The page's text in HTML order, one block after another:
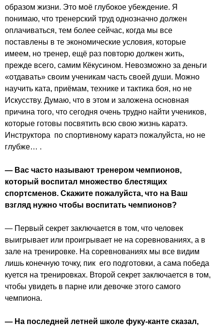
образом жизни. Это моё глубокое убеждение. Я
понимаю, что тренерский труд однозначно должен
оплачиваться, тем более сейчас, когда мы все
поставлены в те экономические условия, которые
имеем, но тренер, ещё раз повторю должен жить,
прежде всего, самим Кёкусином. Невозможно за деньги
«отдавать» своим ученикам часть своей души. Можно
научить ката, приёмам, технике и тактика боя, но не
Искусству. Думаю, что в этом и заложена основная
причина того, что сегодня очень трудно найти учеников,
которые готовы посвятить всю свою жизнь каратэ.
Инструктора по спортивному каратэ пожалуйста, но не
глубже… .
— Вас часто называют тренером чемпионов,
который воспитал множество блестящих
спортсменов. Скажите пожалуйста, что на Ваш
взгляд нужно чтобы воспитать чемпионов?
— Первый секрет заключается в том, что человек
выигрывает или проигрывает не на соревнованиях, а в
зале на тренировке. На соревнованиях мы все видим
лишь конечную точку, пик его подготовки, а сама победа
куется на тренировках. Второй секрет заключается в том,
чтобы увидеть в парне или девочке этого самого
чемпиона.
— На последней летней школе фуку-канте сказал,